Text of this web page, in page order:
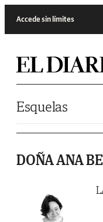
Accede sin límites
Esquelas
DOÑA ANA